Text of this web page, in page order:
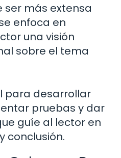
ser más extensa
enfoca en
una visión
sobre el tema
para desarrollar
pruebas y dar
guíe al lector en
conclusión.